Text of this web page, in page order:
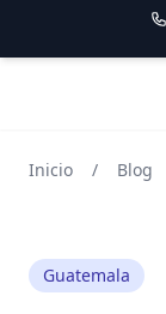
Inicio / Blog
Guatemala